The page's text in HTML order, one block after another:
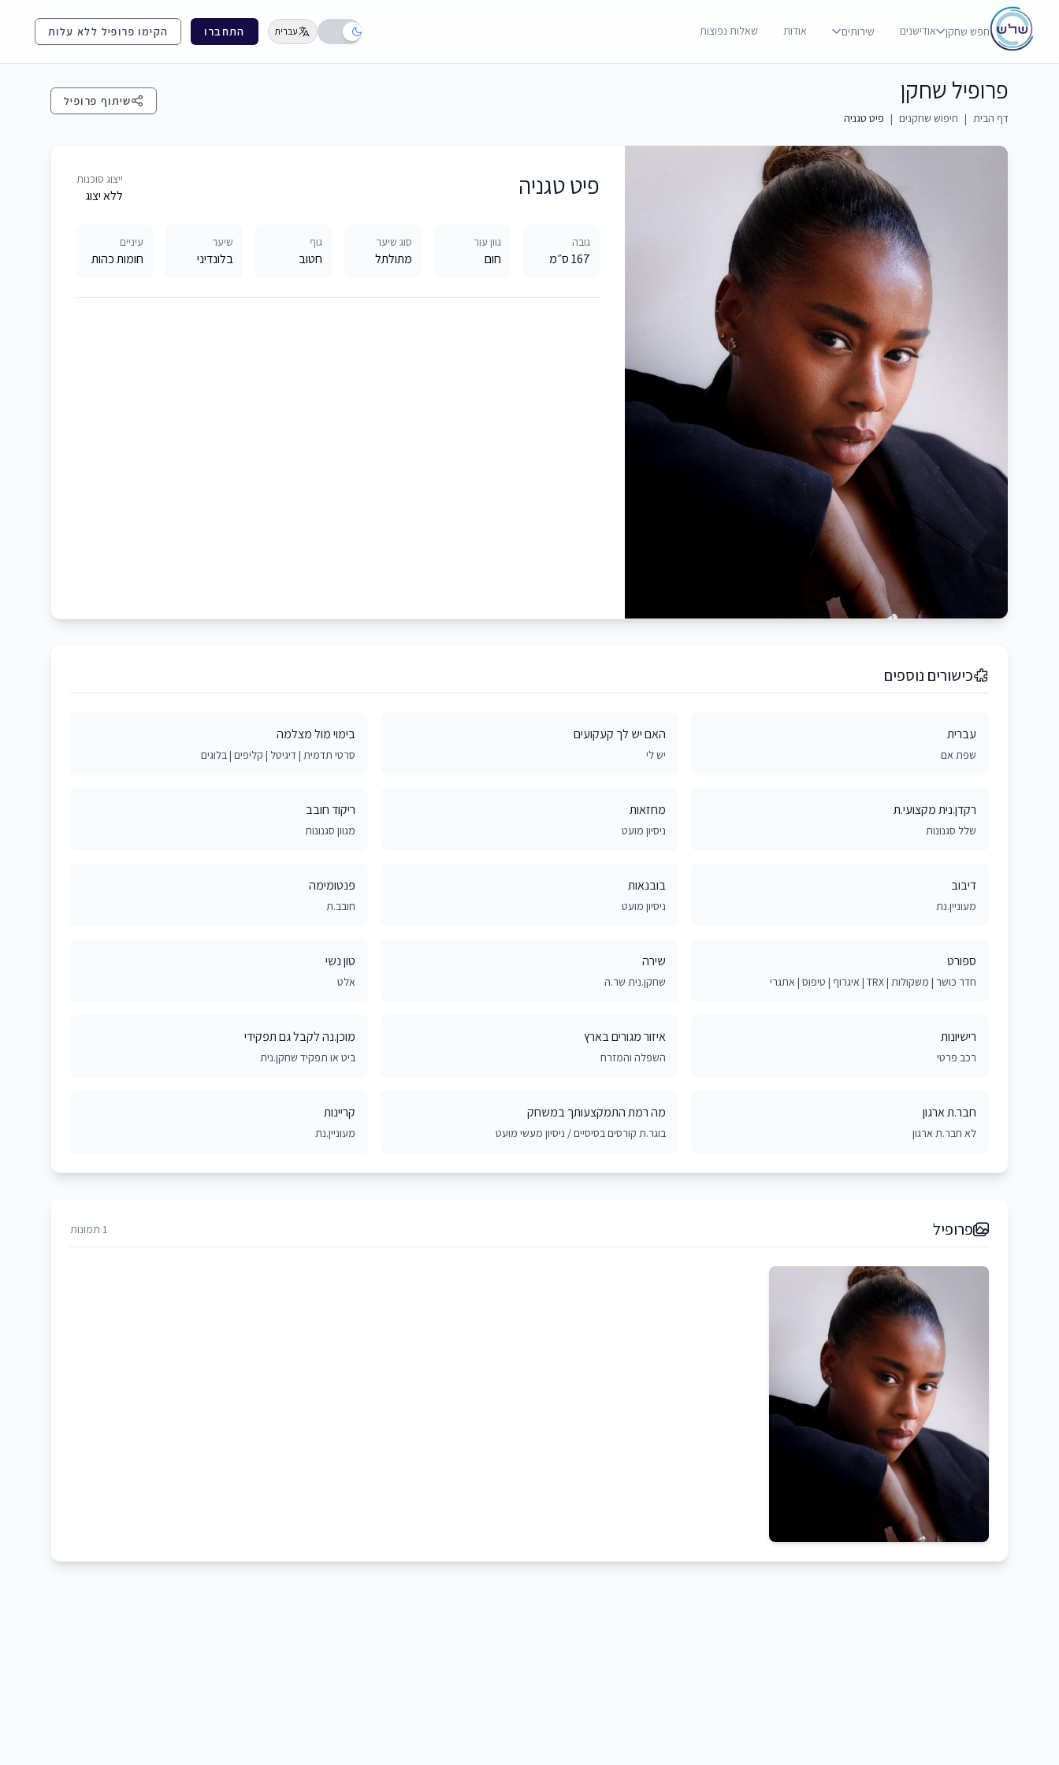
חפש שחקן אודישנים שירותים אודות שאלות נפוצות עברית התחברו הקימו פרופיל ללא עלות
פרופיל שחקן
דף הבית | חיפוש שחקנים | פיט טגניה
שיתוף פרופיל
פיט טגניה ייצוג סוכנות
ללא יצוג
גובה
167 ס״מ
גוון עור
חום
סוג שיער
מתולתל
גוף
חטוב
שיער
בלונדיני
עיניים
חומות כהות
כישורים נוספים
עברית
שפת אם
האם יש לך קעקועים
יש לי
בימוי מול מצלמה
סרטי תדמית | דיגיטל | קליפים | בלוגים
רקדן.נית מקצועי.ת
שלל סגנונות
מחזאות
ניסיון מועט
ריקוד חובב
מגוון סגנונות
דיבוב
מעוניין.נת
בובנאות
ניסיון מועט
פנטומימה
חובב.ת
ספורט
חדר כושר | משקולות | TRX | איגרוף | טיפוס | אתגרי
שירה
שחקן.נית שר.ה
טון נשי
אלט
רישיונות
רכב פרטי
איזור מגורים בארץ
השפלה והמזרח
מוכן.נה לקבל גם תפקידי
ביט או תפקיד שחקן.נית
חבר.ת ארגון
לא חבר.ת ארגון
מה רמת התמקצעותך במשחק
בוגר.ת קורסים בסיסיים / ניסיון מעשי מועט
קריינות
מעוניין.נת
פרופיל 1 תמונות